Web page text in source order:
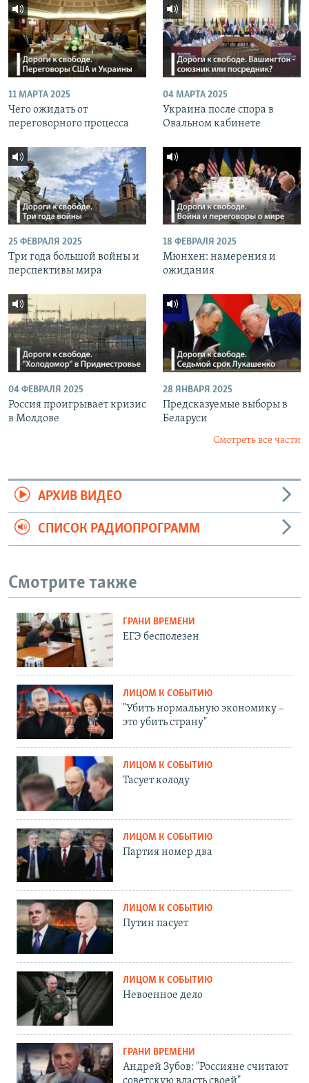
11 МАРТА 2025
Чего ожидать от
переговорного процесса
04 МАРТА 2025
Украина после спора в
Овальном кабинете
25 ФЕВРАЛЯ 2025
Три года большой войны и
перспективы мира
18 ФЕВРАЛЯ 2025
Мюнхен: намерения и
ожидания
04 ФЕВРАЛЯ 2025
Россия проигрывает кризис
в Молдове
28 ЯНВАРЯ 2025
Предсказуемые выборы в
Беларуси
Смотреть все части
АРХИВ ВИДЕО
СПИСОК РАДИОПРОГРАММ
Смотрите также
ГРАНИ ВРЕМЕНИ
ЕГЭ бесполезен
ЛИЦОМ К СОБЫТИЮ
"Убить нормальную экономику –
это убить страну"
ЛИЦОМ К СОБЫТИЮ
Тасует колоду
ЛИЦОМ К СОБЫТИЮ
Партия номер два
ЛИЦОМ К СОБЫТИЮ
Путин пасует
ЛИЦОМ К СОБЫТИЮ
Невоенное дело
ГРАНИ ВРЕМЕНИ
Андрей Зубов: "Россияне считают
советскую власть своей"